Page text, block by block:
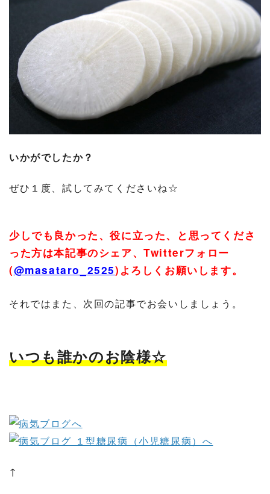
いかがでしたか？
ぜひ１度、試してみてくださいね☆
少しでも良かった、役に立った、と思ってくださ
った方は本記事のシェア、Twitterフォロー
(@masataro_2525) よろしくお願いします。
それではまた、次回の記事でお会いしましょう。
いつも誰かのお陰様☆
↑